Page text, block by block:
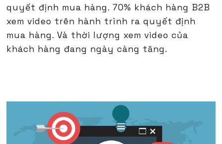
quyết định mua hàng. 70% khách hàng B2B
xem video trên hành trình ra quyết định
mua hàng. Và thời lượng xem video của
khách hàng đang ngày càng tăng.